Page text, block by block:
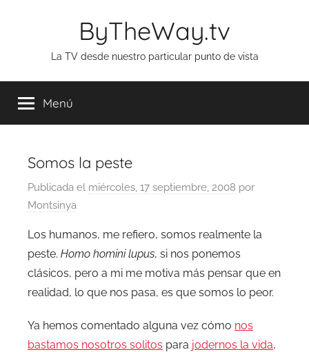
ByTheWay.tv
La TV desde nuestro particular punto de vista
Menú
Somos la peste
Publicada el miércoles, 17 septiembre, 2008 por
Montsinya
Los humanos, me refiero, somos realmente la
peste. Homo homini lupus, si nos ponemos
clásicos, pero a mi me motiva más pensar que en
realidad, lo que nos pasa, es que somos lo peor.
Ya hemos comentado alguna vez cómo nos
bastamos nosotros solitos para jodernos la vida,